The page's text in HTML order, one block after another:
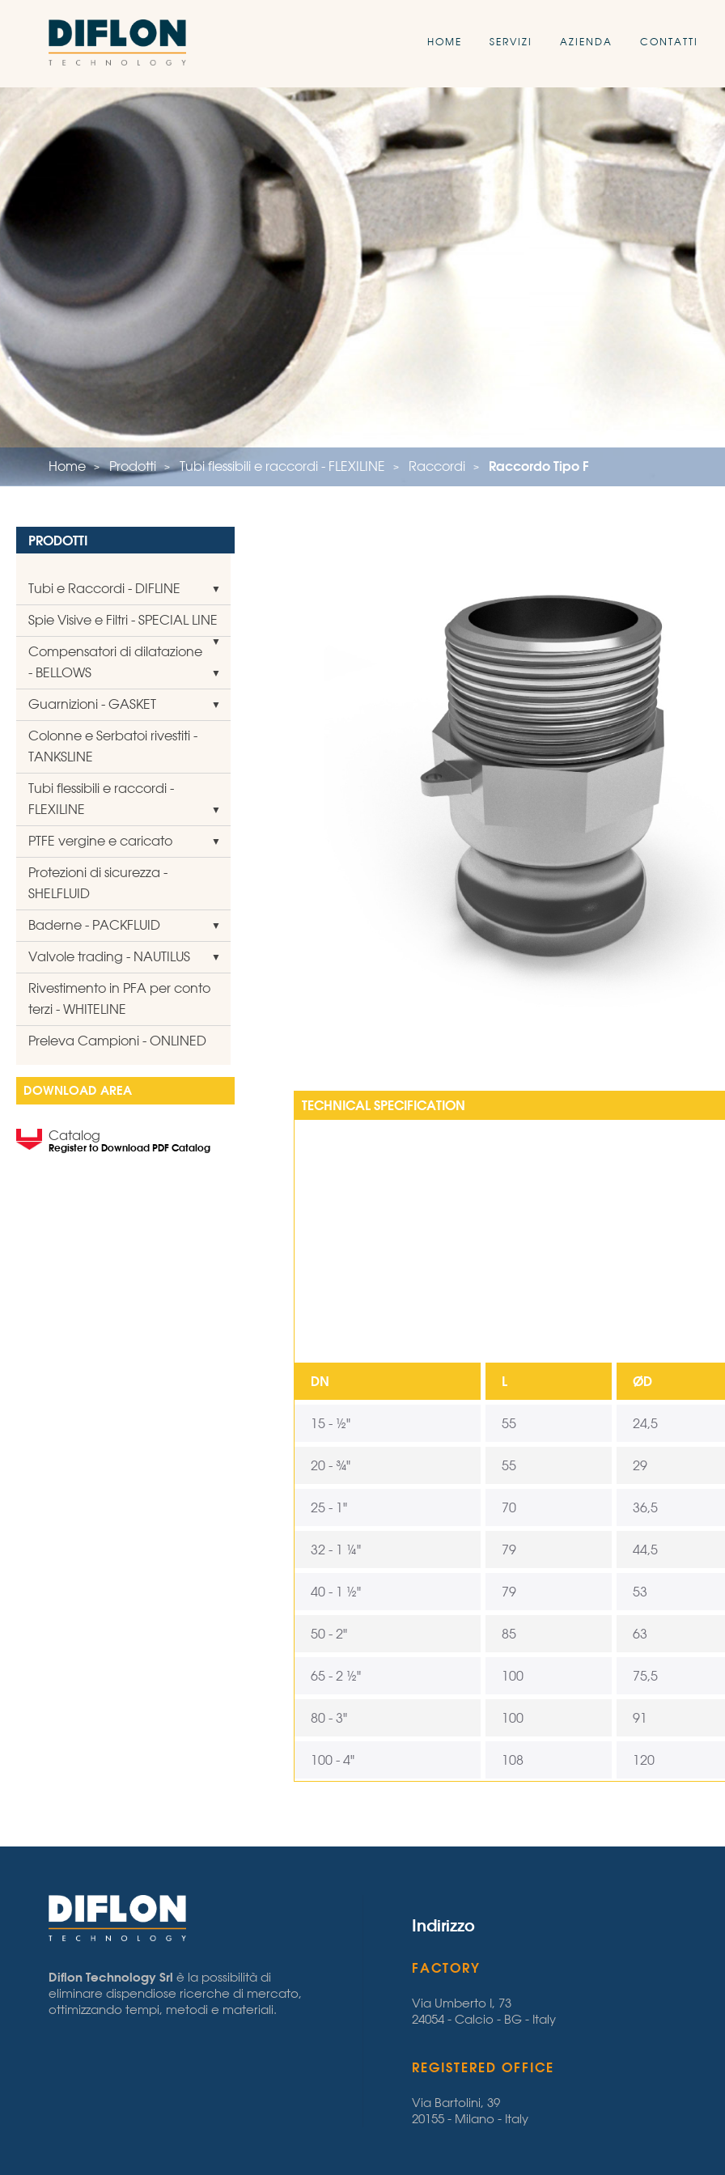
HOME SERVIZI AZIENDA CONTATTI
Home Prodotti Tubi flessibili e raccordi - FLEXILINE Raccordi Raccordo Tipo F
PRODOTTI
Tubi e Raccordi - DIFLINE
Spie Visive e Filtri - SPECIAL LINE
Compensatori di dilatazione
- BELLOWS
Guarnizioni - GASKET
Colonne e Serbatoi rivestiti -
TANKSLINE
Tubi flessibili e raccordi -
FLEXILINE
PTFE vergine e caricato
Protezioni di sicurezza -
SHELFLUID
Baderne - PACKFLUID
Valvole trading - NAUTILUS
Rivestimento in PFA per conto
terzi - WHITELINE
Preleva Campioni - ONLINED
DOWNLOAD AREA
Catalog
Register to Download PDF Catalog
TECHNICAL SPECIFICATION
DN L ØD
15 - ½" 55 24,5
20 - ¾" 55 29
25 - 1" 70 36,5
32 - 1 ¼" 79 44,5
40 - 1 ½" 79 53
50 - 2" 85 63
65 - 2 ½" 100 75,5
80 - 3" 100 91
100 - 4" 108 120
Diflon Technology Srl è la possibilità di
eliminare dispendiose ricerche di mercato,
ottimizzando tempi, metodi e materiali.
Indirizzo
FACTORY
Via Umberto I, 73
24054 - Calcio - BG - Italy
REGISTERED OFFICE
Via Bartolini, 39
20155 - Milano - Italy